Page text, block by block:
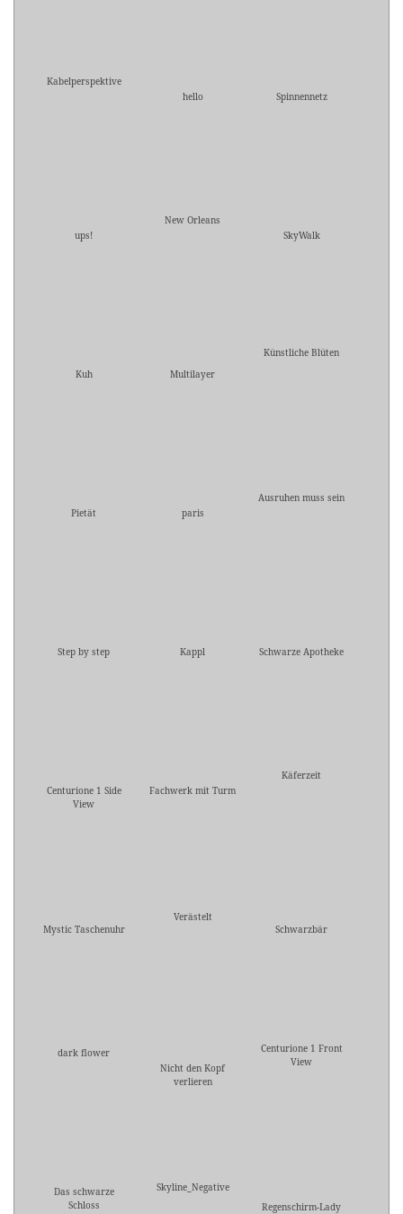
Kabelperspektive
hello
Spinnennetz
ups!
New Orleans
SkyWalk
Kuh Multilayer
Künstliche Blüten
Pietät paris
Ausruhen muss sein
Step by step Kappl Schwarze Apotheke
Centurione 1 Side
View
Fachwerk mit Turm
Käferzeit
Mystic Taschenuhr
Verästelt
Schwarzbär
dark flower
Nicht den Kopf
verlieren
Centurione 1 Front
View
Das schwarze
Schloss
Skyline_Negative
Regenschirm-Lady